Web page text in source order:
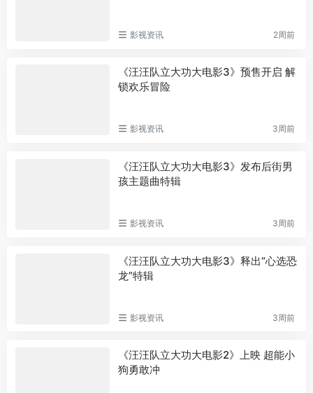
影视资讯 2周前
《汪汪队立大功大电影3》预售开启 解
锁欢乐冒险
影视资讯 3周前
《汪汪队立大功大电影3》发布后街男
孩主题曲特辑
影视资讯 3周前
《汪汪队立大功大电影3》释出“心选恐
龙”特辑
影视资讯 3周前
《汪汪队立大功大电影2》上映 超能小
狗勇敢冲